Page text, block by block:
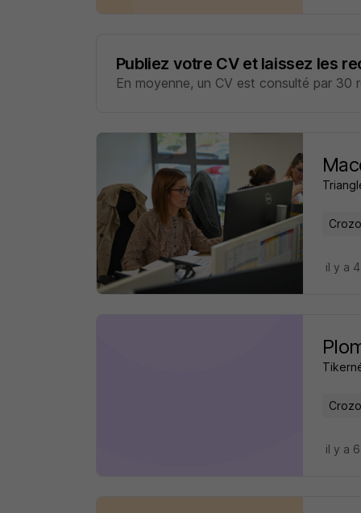
Publiez votre CV et laissez les
En moyenne, un CV est consulté par 30
il y a
il y a